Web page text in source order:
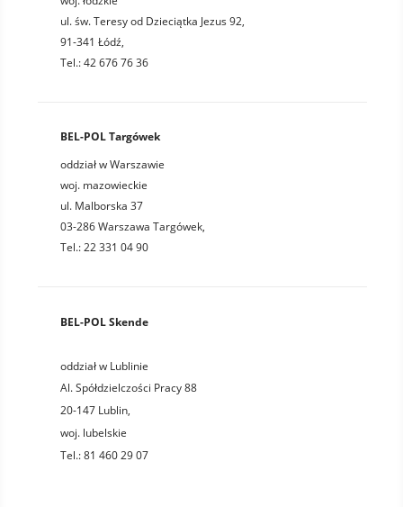
ul. św. Teresy od Dzieciątka Jezus 92,
91-341 Łódź,
Tel.: 42 676 76 36
BEL-POL Targówek
oddział w Warszawie
woj. mazowieckie
ul. Malborska 37
03-286 Warszawa Targówek,
Tel.: 22 331 04 90
BEL-POL Skende
oddział w Lublinie
Al. Spółdzielczości Pracy 88
20-147 Lublin,
woj. lubelskie
Tel.:81 460 29 07